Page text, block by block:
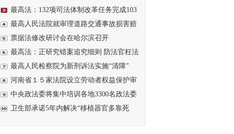
最高法：132项司法体制改革任务完成103
项 最高人民法院就审理道路交通事故损害赔
偿案...票据法修改研讨会在哈尔滨召开
最高法：正研究错案追究细则 防法官枉法
裁...最高人民检察院为新刑诉法实施“清障”
河南省１５家法院设立劳动者权益保护审
判庭中央政法委将集中培训各地3300名政法委
书记卫生部承诺5年内解决“移植器官多靠死